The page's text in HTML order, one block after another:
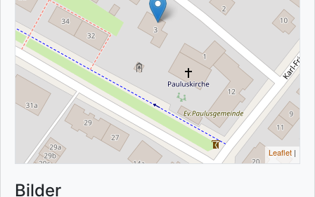
Leaflet |
Bilder